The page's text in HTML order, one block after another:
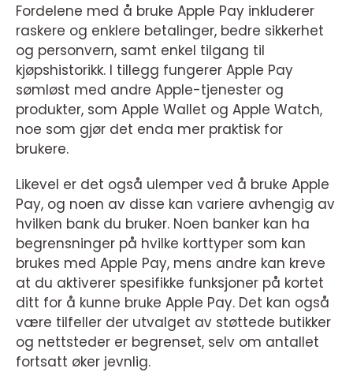
Fordelene med å bruke Apple Pay inkluderer
raskere og enklere betalinger, bedre sikkerhet
og personvern, samt enkel tilgang til
kjøpshistorikk. I tillegg fungerer Apple Pay
sømløst med andre Apple-tjenester og
produkter, som Apple Wallet og Apple Watch,
noe som gjør det enda mer praktisk for
brukere.
Likevel er det også ulemper ved å bruke Apple
Pay, og noen av disse kan variere avhengig av
hvilken bank du bruker. Noen banker kan ha
begrensninger på hvilke korttyper som kan
brukes med Apple Pay, mens andre kan kreve
at du aktiverer spesifikke funksjoner på kortet
ditt for å kunne bruke Apple Pay. Det kan også
være tilfeller der utvalget av støttede butikker
og nettsteder er begrenset, selv om antallet
fortsatt øker jevnlig.